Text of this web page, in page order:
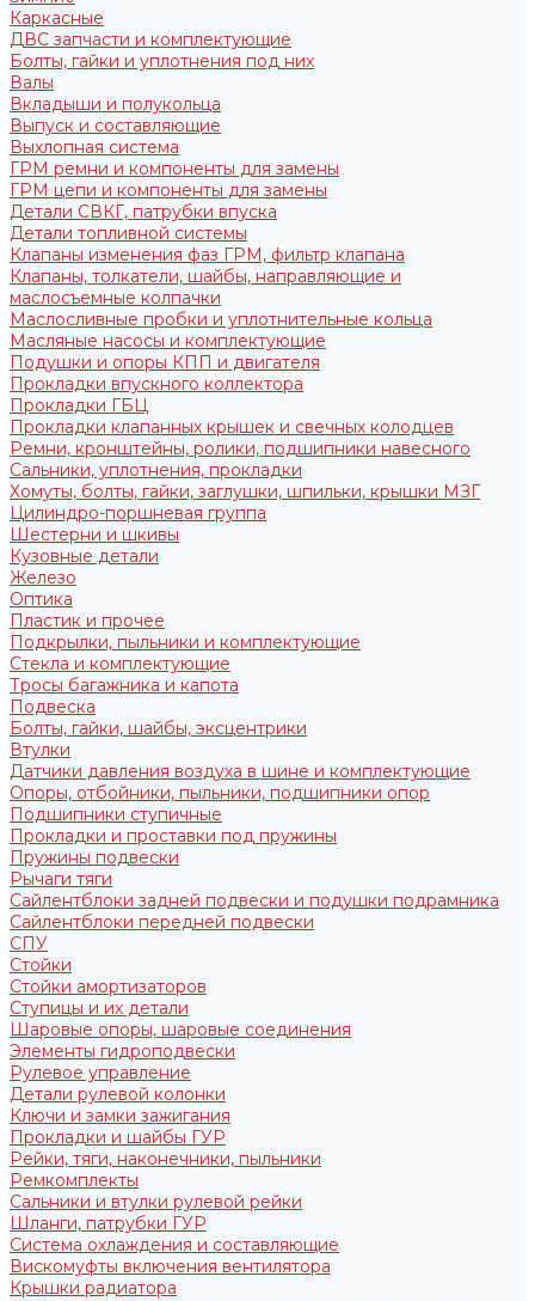
Каркасные
ДВС запчасти и комплектующие
Болты, гайки и уплотнения под них
Валы
Вкладыши и полукольца
Выпуск и составляющие
Выхлопная система
ГРМ ремни и компоненты для замены
ГРМ цепи и компоненты для замены
Детали СВКГ, патрубки впуска
Детали топливной системы
Клапаны изменения фаз ГРМ, фильтр клапана
Клапаны, толкатели, шайбы, направляющие и
маслосъемные колпачки
Маслосливные пробки и уплотнительные кольца
Масляные насосы и комплектующие
Подушки и опоры КПП и двигателя
Прокладки впускного коллектора
Прокладки ГБЦ
Прокладки клапанных крышек и свечных колодцев
Ремни, кронштейны, ролики, подшипники навесного
Сальники, уплотнения, прокладки
Хомуты, болты, гайки, заглушки, шпильки, крышки МЗГ
Цилиндро-поршневая группа
Шестерни и шкивы
Кузовные детали
Железо
Оптика
Пластик и прочее
Подкрылки, пыльники и комплектующие
Стекла и комплектующие
Тросы багажника и капота
Подвеска
Болты, гайки, шайбы, эксцентрики
Втулки
Датчики давления воздуха в шине и комплектующие
Опоры, отбойники, пыльники, подшипники опор
Подшипники ступичные
Прокладки и проставки под пружины
Пружины подвески
Рычаги тяги
Сайлентблоки задней подвески и подушки подрамника
Сайлентблоки передней подвески
СПУ
Стойки
Стойки амортизаторов
Ступицы и их детали
Шаровые опоры, шаровые соединения
Элементы гидроподвески
Рулевое управление
Детали рулевой колонки
Ключи и замки зажигания
Прокладки и шайбы ГУР
Рейки, тяги, наконечники, пыльники
Ремкомплекты
Сальники и втулки рулевой рейки
Шланги, патрубки ГУР
Система охлаждения и составляющие
Вискомуфты включения вентилятора
Крышки радиатора